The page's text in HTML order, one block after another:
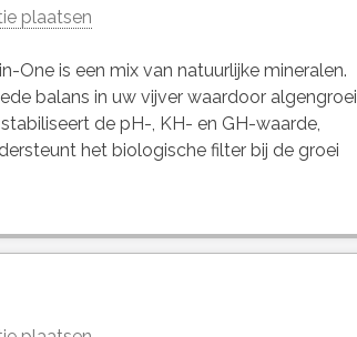
plaatsen
One is een mix van natuurlijke mineralen.
balans in uw vijver waardoor algengroei
de pH-, KH- en GH-waarde,
het biologische filter bij de groei